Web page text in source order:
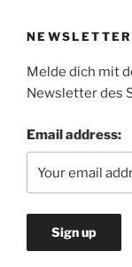
Melde dich mit
Newsletter des
Email address: